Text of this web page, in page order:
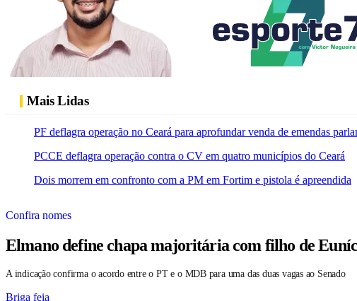
Mais Lidas
PF deflagra operação no Ceará para aprofundar venda de emendas
PCCE deflagra operação contra o CV em quatro municípios do Ceará
Dois morrem em confronto com a PM em Fortim e pistola é apreendida
Confira nomes
Elmano define chapa majoritária com filho de
A indicação confirma o acordo entre o PT e o MDB para uma das duas vagas ao Senado
Briga feia